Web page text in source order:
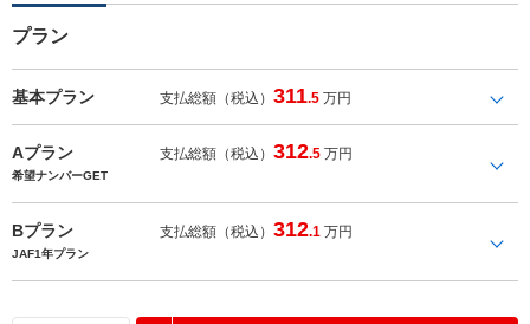
プラン
基本プラン 支払総額（税込）311.5 万円
Aプラン 支払総額（税込）312.5 万円
希望ナンバーGET
Bプラン 支払総額（税込）312.1 万円
JAF1年プラン